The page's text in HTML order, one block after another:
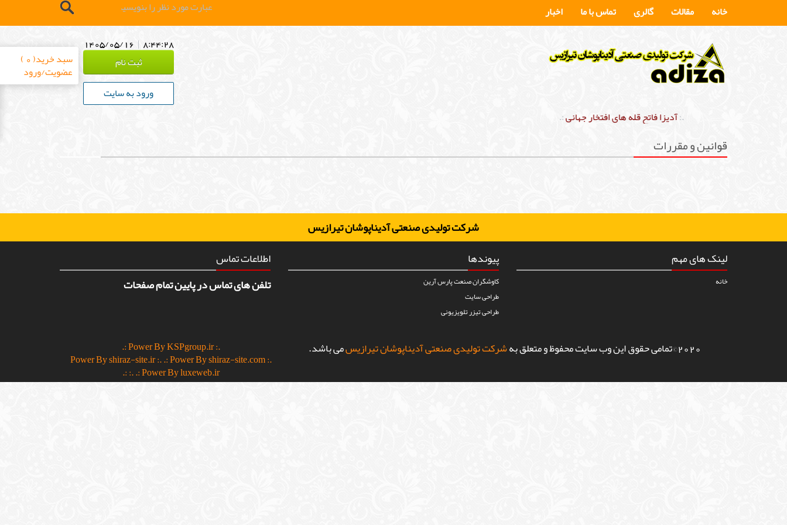
خانه مقالات گالری تماس با ما
اخبار
|
1405/05/16 8:44:28
ثبت نام
ورود به سایت
.:آدیزا فاتح قله های افتخار جهانی:.
قوانين و مقررات
شرکت تولیدی صنعتی آدیناپوشان تیرازیس
لینک های مهم
خانه
پیوندها
کاوشگران صنعت پارس آرین
طراحی سایت
طراحی تیزر تلویزیونی
اطلاعات تماس
تلفن های تماس در پایین تمام صفحات
2020©تمامی حقوق این وب سایت محفوظ و متعلق به شرکت تولیدی صنعتی آدیناپوشان تیرازیسمی باشد. .: Power By KSPgroup.ir :.
.: Power By shiraz-site.ir :.
.: Power By shiraz-site.com
:..: Power By luxeweb.ir :.
سبد خرید( 0 )
عضویت/ورود